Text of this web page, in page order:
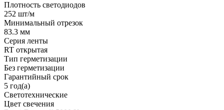
Плотность светодиодов
252 шт/м
Минимальный отрезок
83.3 мм
Серия ленты
RT открытая
Тип герметизации
Без герметизации
Гарантийный срок
5 год(а)
Светотехнические
Цвет свечения